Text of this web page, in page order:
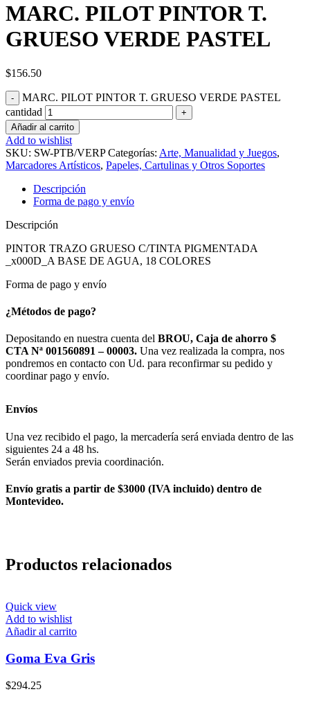
MARC. PILOT PINTOR T.
GRUESO VERDE PASTEL
$156.50
MARC. PILOT PINTOR T. GRUESO VERDE PASTEL
cantidad
Añadir al carrito
Add to wishlist
SKU: SW-PTB/VERPCategorías: Arte, Manualidad y Juegos,
Marcadores Artísticos, Papeles, Cartulinas y Otros Soportes
Descripción
Forma de pago y envío
Descripción
PINTOR TRAZO GRUESO C/TINTA PIGMENTADA
_x000D_A BASE DE AGUA, 18 COLORES
Forma de pago y envío
¿Métodos de pago?
Depositando en nuestra cuenta del BROU, Caja de ahorro $
CTA Nª 001560891 – 00003. Una vez realizada la compra, nos
pondremos en contacto con Ud. para reconfirmar su pedido y
coordinar pago y envío.
Envíos
Una vez recibido el pago, la mercadería será enviada dentro de las
siguientes 24 a 48 hs.
Serán enviados previa coordinación.
Envío gratis a partir de $3000 (IVA incluido) dentro de
Montevideo.
Productos relacionados
Quick view
Add to wishlist
Añadir al carrito
Goma Eva Gris
$294.25